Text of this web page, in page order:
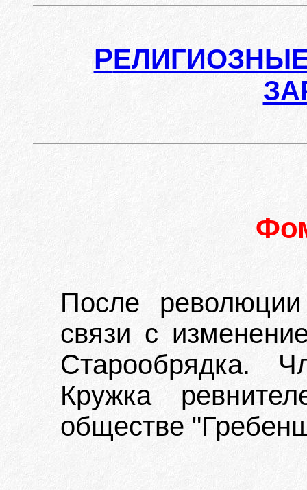
Р
После
связи с
Старообрядка.
Кружка
обществе